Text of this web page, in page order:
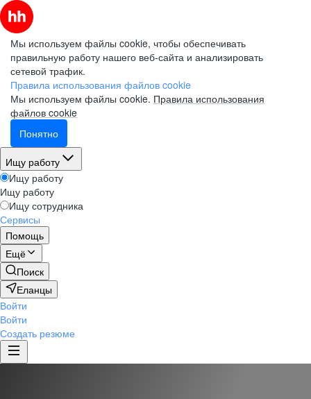
Мы используем файлы cookie, чтобы обеспечивать
правильную работу нашего веб-сайта и анализировать
сетевой трафик.
Правила использования файлов cookie
Мы используем файлы cookie. Правила использования
файлов cookie
Понятно
Ищу работу
Ищу работу
Ищу работу
Ищу сотрудника
Сервисы
Помощь
Ещё
Поиск
Еланцы
Войти
Войти
Создать резюме